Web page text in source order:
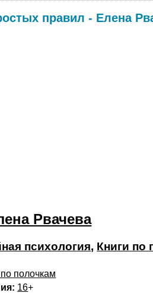
правил - Елена
Рвачева
психология, Книги по
полочкам
16+